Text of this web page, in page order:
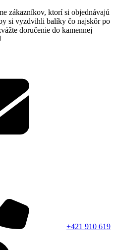
zákazníkov, ktorí si objednávajú
si vyzdvihli balíky čo najskôr po
doručenie do kamennej
+421 910 619